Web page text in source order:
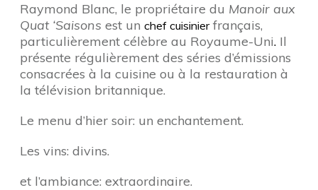
Raymond Blanc, le propriétaire du Manoir aux
Quat ‘Saisons est un chef cuisinierfrançais,
particulièrement célèbre au Royaume-Uni. Il
présente régulièrement des séries d’émissions
consacrées à la cuisine ou à la restauration à
la télévision britannique.
Le menu d’hier soir: un enchantement.
Les vins: divins.
et l’ambiance: extraordinaire.